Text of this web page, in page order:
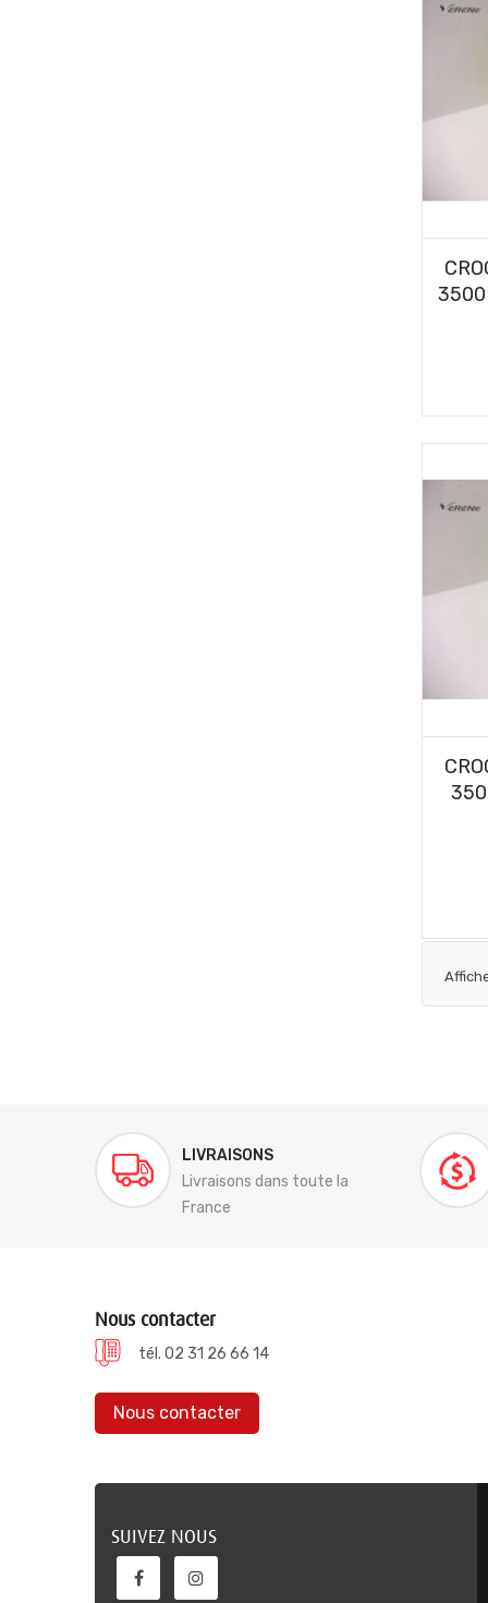
3500
LIVRAISONS
Livraisons dans toute la
France
Nous contacter
tél. 02 31 26 66 14
Nous contacter
SUIVEZ NOUS